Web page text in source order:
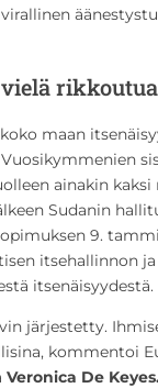
rikkoutua
maan
ainakin kaksi
Sudanin
9.
itsehallinnon
itsenäisyydestä.
järjestetty.
kommentoi
Veronica De Keyes.